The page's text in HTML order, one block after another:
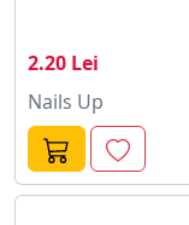
2.20 Lei
Nails Up